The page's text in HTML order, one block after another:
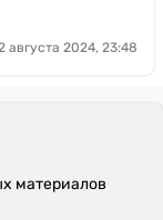
августа 2024, 23:48
материалов